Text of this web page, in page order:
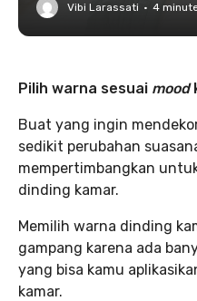
Vibi Larassati · 4
Pilih warna sesuai mood
Buat yang ingin
sedikit perubahan
mempertimbangkan
dinding kamar.
Memilih warna dinding
gampang karena ada
yang bisa kamu
kamar.